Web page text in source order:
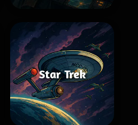
Star Trek